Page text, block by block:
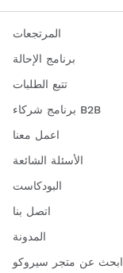
المرتجعات
برنامج الإحالة
تتبع الطلبات
برنامج شركاء B2B
اعمل معنا
الأسئلة الشائعة
البودكاست
اتصل بنا
المدونة
ابحث عن متجر سيروكو